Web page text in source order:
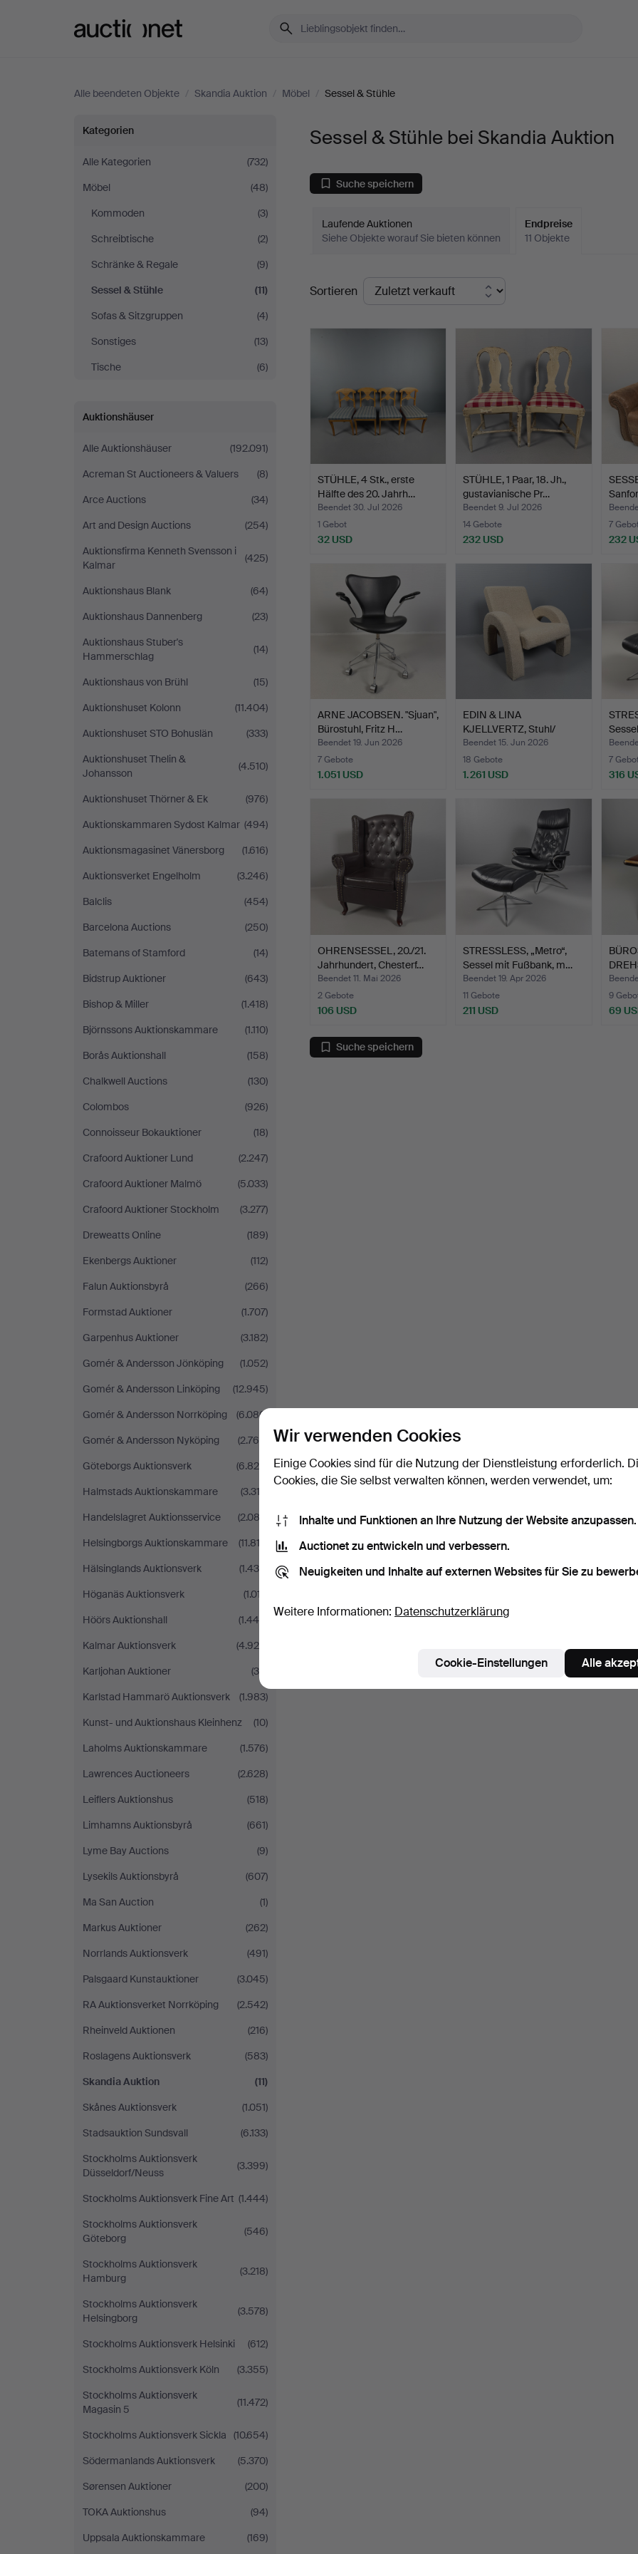
Alle beendeten Objekte / Skandia Auktion / Möbel / Sessel & Stühle
Sessel
&
Stühle
bei
Skandia
Auktion
Kategorien
Alle Kategorien
(732)
Möbel
(48)
Kommoden
(3)
Schreibtische
(2)
Schränke & Regale
(9)
Sessel & Stühle
(11)
Sofas & Sitzgruppen
(4)
Sonstiges
(13)
Tische
(6)
Auktionshäuser
Alle Auktionshäuser
(192.091)
Acreman St Auctioneers & Valuers
(8)
Arce Auctions
(34)
Art and Design Auctions
(254)
Auktionsfirma Kenneth Svensson i
Kalmar
(425)
Auktionshaus Blank
(64)
Auktionshaus Dannenberg
(23)
Auktionshaus Stuber's
Hammerschlag
(14)
Auktionshaus von Brühl
(15)
Auktionshuset Kolonn
(11.404)
Auktionshuset STO Bohuslän
(333)
Auktionshuset Thelin &
Johansson
(4.510)
Auktionshuset Thörner & Ek
(976)
Auktionskammaren Sydost Kalmar (494)
Auktionsmagasinet Vänersborg
(1.616)
Auktionsverket Engelholm
(3.246)
Balclis
(454)
Barcelona Auctions
(250)
Batemans of Stamford
(14)
Bidstrup Auktioner
(643)
Bishop & Miller
(1.418)
Björnssons Auktionskammare
(1.110)
Borås Auktionshall
(158)
Chalkwell Auctions
(130)
Colombos
(926)
Connoisseur Bokauktioner
(18)
Crafoord Auktioner Lund
(2.247)
Crafoord Auktioner Malmö
(5.033)
Crafoord Auktioner Stockholm
(3.277)
Dreweatts Online
(189)
Ekenbergs Auktioner
(112)
Falun Auktionsbyrå
(266)
Formstad Auktioner
(1.707)
Garpenhus Auktioner
(3.182)
Gomér & Andersson Jönköping
(1.052)
Gomér & Andersson Linköping
(12.945)
Gomér & Andersson Norrköping
(6.086)
Gomér & Andersson Nyköping
(2.766)
Göteborgs Auktionsverk
(6.820)
Halmstads Auktionskammare
(3.312)
Handelslagret Auktionsservice
(2.082)
Helsingborgs Auktionskammare
(11.813)
Hälsinglands Auktionsverk
(1.430)
Höganäs Auktionsverk
(1.017)
Höörs Auktionshall
(1.446)
Kalmar Auktionsverk
(4.924)
Karljohan Auktioner
(39)
Karlstad Hammarö Auktionsverk
(1.983)
Kunst- und Auktionshaus Kleinhenz
(10)
Laholms Auktionskammare
(1.576)
Lawrences Auctioneers
(2.628)
Leiflers Auktionshus
(518)
Limhamns Auktionsbyrå
(661)
Lyme Bay Auctions
(9)
Lysekils Auktionsbyrå
(607)
Ma San Auction
(1)
Markus Auktioner
(262)
Norrlands Auktionsverk
(491)
Palsgaard Kunstauktioner
(3.045)
RA Auktionsverket Norrköping
(2.542)
Rheinveld Auktionen
(216)
Roslagens Auktionsverk
(583)
Skandia Auktion
(11)
Skånes Auktionsverk
(1.051)
Stadsauktion Sundsvall
(6.133)
Stockholms Auktionsverk
Düsseldorf/Neuss
(3.399)
Stockholms Auktionsverk Fine Art (1.444)
Stockholms Auktionsverk
Göteborg
(546)
Stockholms Auktionsverk
Hamburg
(3.218)
Stockholms Auktionsverk
Helsingborg
(3.578)
Stockholms Auktionsverk Helsinki
(612)
Stockholms Auktionsverk Köln
(3.355)
Stockholms Auktionsverk
Magasin 5
(11.472)
Stockholms Auktionsverk Sickla
(10.654)
Södermanlands Auktionsverk
(5.370)
Sørensen Auktioner
(200)
TOKA Auktionshus
(94)
Uppsala Auktionskammare
(169)
Sessel & Stühle bei Skandia Auktion
Suche speichern
Laufende Auktionen
Siehe Objekte worauf Sie bieten können
Endpreise
11 Objekte
Endpreise
Sortieren
STÜHLE, 4 Stk., erste
Hälfte des 20. Jahrh…
Beendet 30. Jul 2026
1 Gebot
32 USD
STÜHLE, 1 Paar, 18. Jh.,
gustavianische Pr…
Beendet 9. Jul 2026
14 Gebote
232 USD
7
232
ARNE JACOBSEN. "Sjuan",
Bürostuhl, Fritz H…
Beendet 19. Jun 2026
7 Gebote
1.051 USD
EDIN & LINA
KJELLVERTZ, Stuhl/
Loungesesse…
Beendet 15. Jun 2026
18 Gebote
1.261 USD
7
316
OHRENSESSEL, 20./21.
Jahrhundert, Chesterf…
Beendet 11. Mai 2026
2 Gebote
106 USD
STRESSLESS, „Metro“,
Sessel mit Fußbank, m…
Beendet 19. Apr 2026
11 Gebote
211 USD
9
69
Suche speichern
Wir verwenden Cookies
Einige Cookies sind für die Nutzung der Dienstleistung erforderlich.
Cookies, die Sie selbst verwalten können, werden verwendet, um:
Inhalte und Funktionen an Ihre Nutzung der Website anzupassen.
Auctionet zu entwickeln und verbessern.
Neuigkeiten und Inhalte auf externen Websites für Sie zu
Weitere Informationen: Datenschutzerklärung
Cookie-Einstellungen Alle